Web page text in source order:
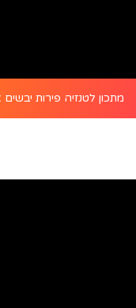
מתכון לטנזיה פירות